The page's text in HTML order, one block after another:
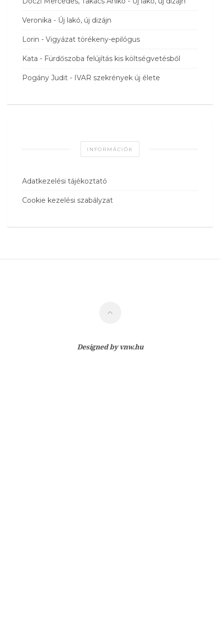
Veronika - Új lakó, új dizájn
Lorin - Vigyázat törékeny-epilógus
Kata - Fürdőszoba felújítás kis költségvetésből
Pogány Judit - IVAR szekrények új élete
INFORMÁCIÓK
Adatkezelési tájékoztató
Cookie kezelési szabályzat
Designed byvnw.hu